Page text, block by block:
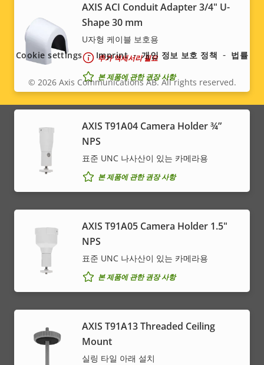
AXIS ACI Conduit Adapter 3/4" U-
Shape 30 mm
U자형 케이블 보호용
추가 액세서리 필요
본 제품에 관한 권장 사항
AXIS T91A04 Camera Holder ¾”
NPS
표준 UNC 나사산이 있는 카메라용
본 제품에 관한 권장 사항
AXIS T91A05 Camera Holder 1.5"
NPS
표준 UNC 나사산이 있는 카메라용
본 제품에 관한 권장 사항
AXIS T91A13 Threaded Ceiling
Mount
실링 타일 아래 설치
Social
menu
Legal
menu
© 2026Axis Communications AB. All rights reserved.
Cookie settings Imprint 개인 정보 보호 정책 법률